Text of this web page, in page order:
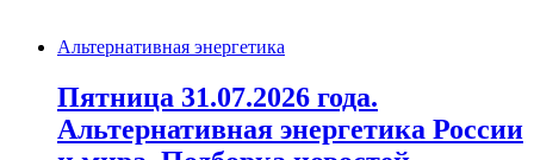
Альтернативная энергетика
Пятница 31.07.2026 года.
Альтернативная энергетика России